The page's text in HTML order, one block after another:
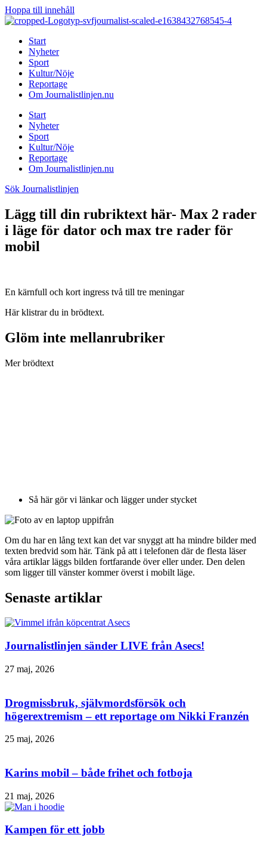
Hoppa till innehåll
Start
Nyheter
Sport
Kultur/Nöje
Reportage
Om Journalistlinjen.nu
Start
Nyheter
Sport
Kultur/Nöje
Reportage
Om Journalistlinjen.nu
Sök Journalistlinjen
Lägg till din rubriktext här- Max 2 rader
i läge för dator och max tre rader för
mobil
En kärnfull och kort ingress två till tre meningar
Här klistrar du in brödtext.
Glöm inte mellanrubriker
Mer brödtext
Så här gör vi länkar och lägger under stycket
Om du har en lång text kan det var snyggt att ha mindre bilder med
texten bredvid som här. Tänk på att i telefonen där de flesta läser
våra artiklar läggs bilden fortfarande över eller under. Den delen
som ligger till vänster kommer överst i mobilt läge.
Senaste artiklar
Journalistlinjen sänder LIVE från Asecs!
27 maj, 2026
Drogmissbruk, självmordsförsök och
högerextremism – ett reportage om Nikki Franzén
25 maj, 2026
Karins mobil – både frihet och fotboja
21 maj, 2026
Kampen för ett jobb